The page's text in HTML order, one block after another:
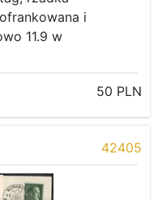
i
11.9 w
50 PLN
42405